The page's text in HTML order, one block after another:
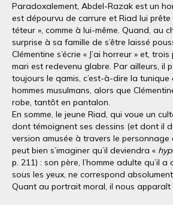
Paradoxalement, Abdel-Razak est un
est dépourvu de carrure et Riad lui prête
téteur », comme à lui-même. Quand, au
surprise à sa famille de s’être laissé
Clémentine s’écrie « J’ai horreur » et,
mari est redevenu glabre. Par ailleurs, il
toujours le qamis, c’est-à-dire la
hommes musulmans, alors que
robe, tantôt en pantalon.
En somme, le jeune Riad, qui voue un
dont témoignent ses dessins (et dont il
version amusée à travers le personnage
peut bien s’imaginer qu’il deviendra «
p. 211) : son père, l’homme adulte qu’il
sous les yeux, ne correspond
Quant au portrait moral, il nous apparaît